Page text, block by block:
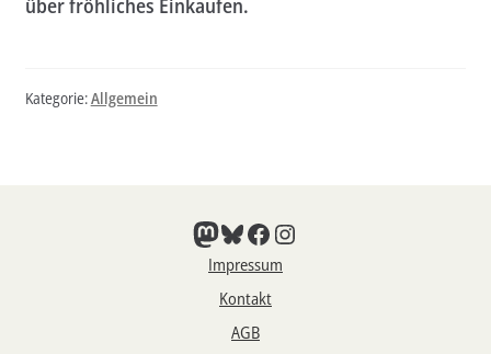
Newsletter
Kategorie:Allgemein
Mastodon
Bluesky
Facebook
Instagram
Impressum
Kontakt
AGB